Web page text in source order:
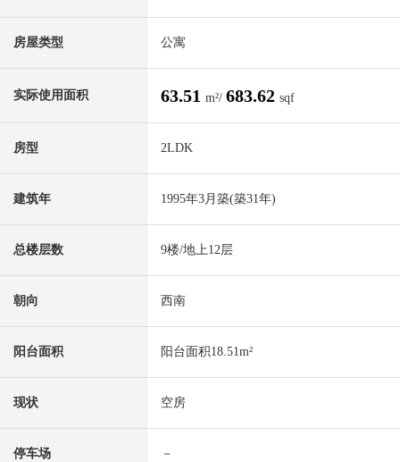
房屋类型 公寓
实际使用面积 63.51 m²/ 683.62 sqf
房型 2LDK
建筑年 1995年3月築(築31年)
总楼层数 9楼/地上12层
朝向 西南
阳台面积 阳台面积18.51m²
现状 空房
停车场 －